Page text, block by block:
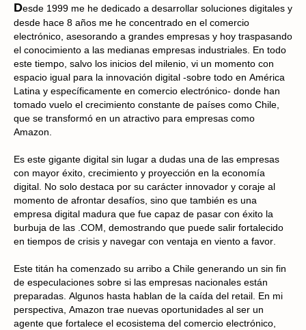
Desde 1999 me he dedicado a desarrollar soluciones digitales y
desde hace 8 años me he concentrado en el comercio
electrónico, asesorando a grandes empresas y hoy traspasando
el conocimiento a las medianas empresas industriales. En todo
este tiempo, salvo los inicios del milenio, vi un momento con
espacio igual para la innovación digital -sobre todo en América
Latina y específicamente en comercio electrónico- donde han
tomado vuelo el crecimiento constante de países como Chile,
que se transformó en un atractivo para empresas como
Amazon.
Es este gigante digital sin lugar a dudas una de las empresas
con mayor éxito, crecimiento y proyección en la economía
digital. No solo destaca por su carácter innovador y coraje al
momento de afrontar desafíos, sino que también es una
empresa digital madura que fue capaz de pasar con éxito la
burbuja de las .COM, demostrando que puede salir fortalecido
en tiempos de crisis y navegar con ventaja en viento a favor.
Este titán ha comenzado su arribo a Chile generando un sin fin
de especulaciones sobre si las empresas nacionales están
preparadas. Algunos hasta hablan de la caída del retail. En mi
perspectiva, Amazon trae nuevas oportunidades al ser un
agente que fortalece el ecosistema del comercio electrónico,